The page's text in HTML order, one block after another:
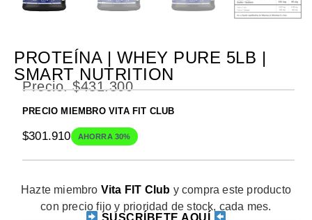
PROTEÍNA | WHEY PURE 5LB |
SMART NUTRITION
Precio.$431.300
PRECIO MIEMBRO VITA FIT CLUB
$301.910 AHORRA 30%
Hazte miembro Vita FIT Club y compra este producto
con precio fijo y prioridad de stock, cada mes.
SUSCRÍBETE AQUÍ